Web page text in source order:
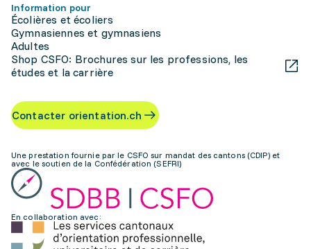
Information pour
Écolières et écoliers
Gymnasiennes et gymnasiens
Adultes
Shop CSFO: Brochures sur les professions, les
études et la carrière
Contacter orientation.ch
Une prestation fournie par le CSFO sur mandat des cantons (CDIP) et
avec le soutien de la Confédération (SEFRI)
En collaboration avec: